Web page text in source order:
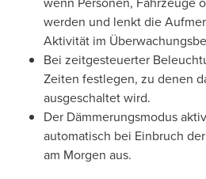
werden und lenkt die
Aktivität im
Bei zeitgesteuerter
Zeiten festlegen, zu denen
ausgeschaltet wird.
Der Dämmerungsmodus
automatisch bei Einbruch
am Morgen aus.